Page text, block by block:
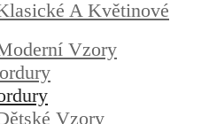
A Květinové
Vzory
Vzory